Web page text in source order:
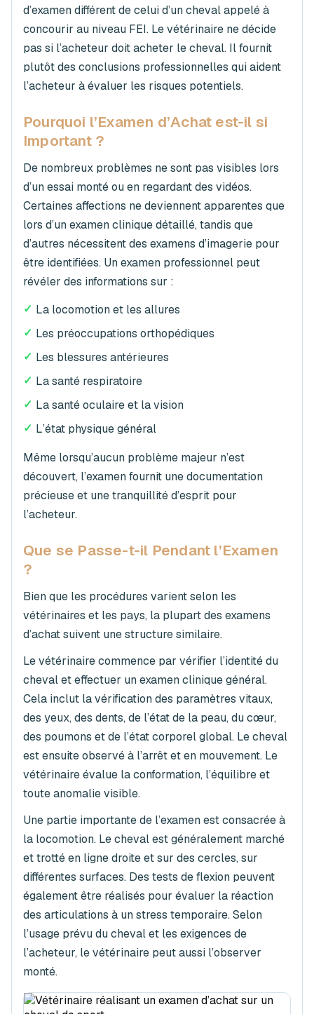
d’examen différent de celui d’un cheval appelé à
concourir au niveau FEI. Le vétérinaire ne décide
pas si l’acheteur doit acheter le cheval. Il fournit
plutôt des conclusions professionnelles qui aident
l’acheteur à évaluer les risques potentiels.
Pourquoi l’Examen d’Achat est-il si
Important ?
De nombreux problèmes ne sont pas visibles lors
d’un essai monté ou en regardant des vidéos.
Certaines affections ne deviennent apparentes que
lors d’un examen clinique détaillé, tandis que
d’autres nécessitent des examens d’imagerie pour
être identifiées. Un examen professionnel peut
révéler des informations sur :
✓ La locomotion et les allures
✓ Les préoccupations orthopédiques
✓ Les blessures antérieures
✓ La santé respiratoire
✓ La santé oculaire et la vision
✓ L’état physique général
Même lorsqu’aucun problème majeur n’est
découvert, l’examen fournit une documentation
précieuse et une tranquillité d’esprit pour
l’acheteur.
Que se Passe-t-il Pendant l’Examen
?
Bien que les procédures varient selon les
vétérinaires et les pays, la plupart des examens
d’achat suivent une structure similaire.
Le vétérinaire commence par vérifier l’identité du
cheval et effectuer un examen clinique général.
Cela inclut la vérification des paramètres vitaux,
des yeux, des dents, de l’état de la peau, du cœur,
des poumons et de l’état corporel global. Le cheval
est ensuite observé à l’arrêt et en mouvement. Le
vétérinaire évalue la conformation, l’équilibre et
toute anomalie visible.
Une partie importante de l’examen est consacrée à
la locomotion. Le cheval est généralement marché
et trotté en ligne droite et sur des cercles, sur
différentes surfaces. Des tests de flexion peuvent
également être réalisés pour évaluer la réaction
des articulations à un stress temporaire. Selon
l’usage prévu du cheval et les exigences de
l’acheteur, le vétérinaire peut aussi l’observer
monté.